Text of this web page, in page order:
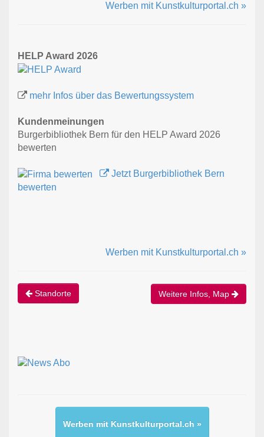
Werben mit Kunstkulturportal.ch »
HELP Award 2026
mehr Infos über das Bewertungssystem
Kundenmeinungen
Burgerbibliothek Bern für den HELP Award 2026
bewerten
Jetzt Burgerbibliothek Bern
bewerten
Werben mit Kunstkulturportal.ch »
Standorte Weitere Infos, Map
Werben mit Kunstkulturportal.ch »